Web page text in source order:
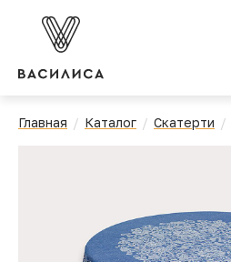
Главная Каталог Скатерти